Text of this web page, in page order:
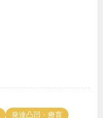
発達凸凹・療育